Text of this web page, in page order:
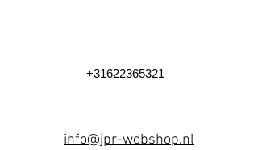
+31622365321
info@jpr-webshop.nl